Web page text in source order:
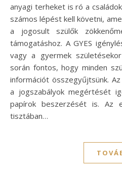
anyagi terheket is ró a
számos lépést kell követni,
a jogosult szülők
támogatáshoz. A GYES
vagy a gyermek
során fontos, hogy minden
információt összegyűjtsünk.
a jogszabályok megértését
papírok beszerzését is. Az
tisztában…